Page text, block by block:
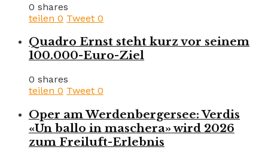
0 shares
teilen 0 Tweet 0
Quadro Ernst steht kurz vor seinem
100.000-Euro-Ziel
0 shares
teilen 0 Tweet 0
Oper am Werdenbergersee: Verdis
«Un ballo in maschera» wird 2026
zum Freiluft-Erlebnis